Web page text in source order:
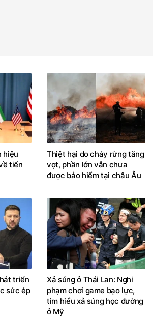
hiệu
tiến
Thiệt hại do cháy rừng tăng
vọt, phần lớn vẫn chưa
được bảo hiểm tại châu Âu
triển
sức ép
Xả súng ở Thái Lan: Nghi
phạm chơi game bạo lực,
tìm hiểu xả súng học đường
ở Mỹ